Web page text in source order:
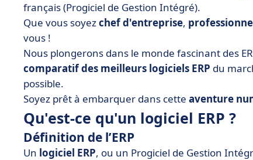
• Les 5 avantages d'un logiciel ERP
• Les 5 meilleurs logiciels ERP
• Comment mettre en place un ERP ?
• Que retenir du logiciel ERP ?
français (Progiciel de Gestion Intégré).
Que vous soyezchef d'entreprise,
vous !
Nous plongerons dans le monde fascinant des
comparatif des meilleurs logiciels ERP du
possible.
Soyez prêt à embarquer dans cette aventure
Qu'est-ce qu'un logiciel ERP ?
Définition de l’ERP
Un logiciel ERP, ou un Progiciel de Gestion